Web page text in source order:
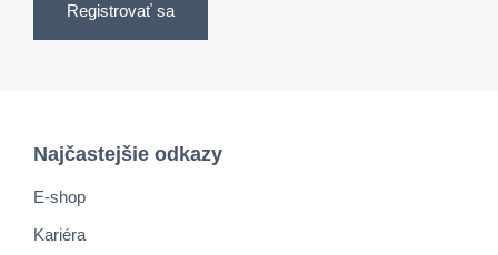
Registrovať sa
Najčastejšie odkazy
E-shop
Kariéra